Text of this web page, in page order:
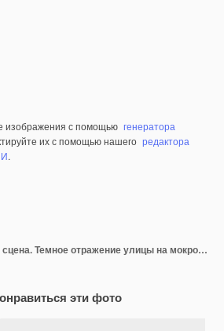
изображения с помощью генератора
их с помощью нашего редактора
.
Пустая фоновая сцена. Темное отражение улицы на мокром асфальте. Лучи неонового света в темноте, неоновые формы, дым. Фон пустого сценического шоу. Абстрактный темный фон.
эти фото